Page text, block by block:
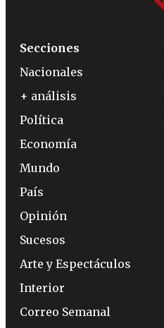
Secciones
Nacionales
+ análisis
Política
Economía
Mundo
País
Opinión
Sucesos
Arte y Espectáculos
Interior
Correo Semanal